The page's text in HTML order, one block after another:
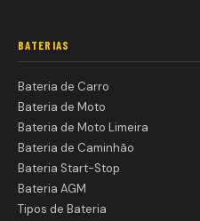
BATERIAS
Bateria de Carro
Bateria de Moto
Bateria de Moto Limeira
Bateria de Caminhão
Bateria Start-Stop
Bateria AGM
Tipos de Bateria